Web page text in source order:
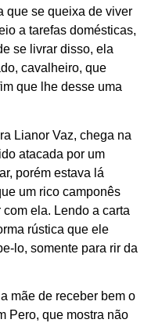
que se queixa de viver
a tarefas domésticas,
se livrar disso, ela
cavalheiro, que
que lhe desse uma
Lianor Vaz, chega na
atacada por um
porém estava lá
um rico camponês
ela. Lendo a carta
rústica que ele
lo, somente para rir da
mãe de receber bem o
Pero, que mostra não